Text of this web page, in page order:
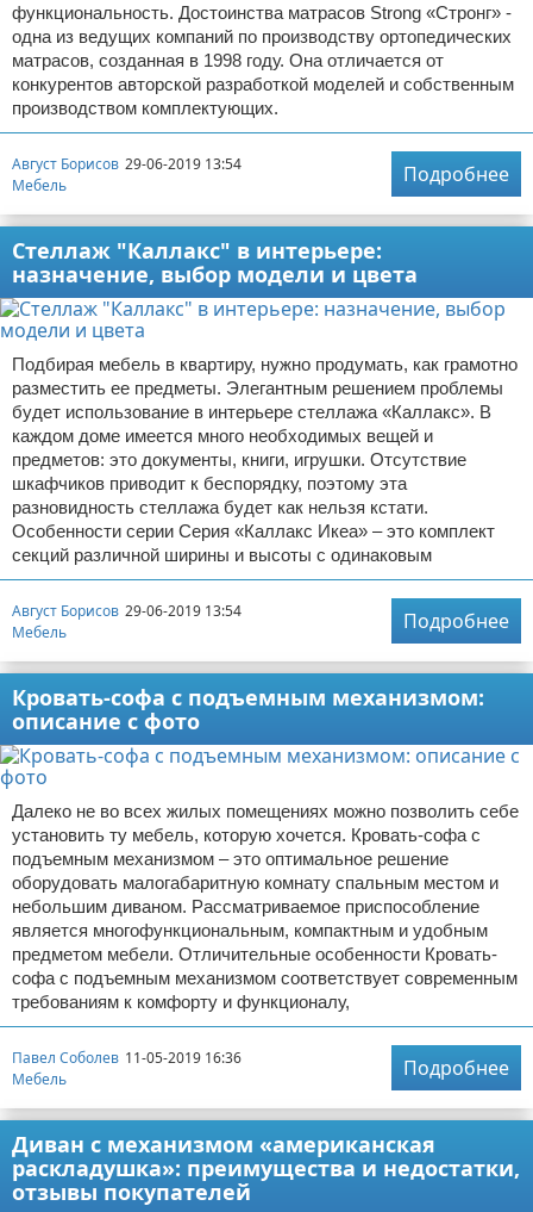
функциональность. Достоинства матрасов Strong «Стронг» -
одна из ведущих компаний по производству ортопедических
матрасов, созданная в 1998 году. Она отличается от
конкурентов авторской разработкой моделей и собственным
производством комплектующих.
Август Борисов 29-06-2019 13:54
Мебель
Подробнее
Стеллаж "Каллакс" в интерьере:
назначение, выбор модели и цвета
Подбирая мебель в квартиру, нужно продумать, как грамотно
разместить ее предметы. Элегантным решением проблемы
будет использование в интерьере стеллажа «Каллакс». В
каждом доме имеется много необходимых вещей и
предметов: это документы, книги, игрушки. Отсутствие
шкафчиков приводит к беспорядку, поэтому эта
разновидность стеллажа будет как нельзя кстати.
Особенности серии Серия «Каллакс Икеа» – это комплект
секций различной ширины и высоты с одинаковым
Август Борисов 29-06-2019 13:54
Мебель
Подробнее
Кровать-софа с подъемным механизмом:
описание с фото
Далеко не во всех жилых помещениях можно позволить себе
установить ту мебель, которую хочется. Кровать-софа с
подъемным механизмом – это оптимальное решение
оборудовать малогабаритную комнату спальным местом и
небольшим диваном. Рассматриваемое приспособление
является многофункциональным, компактным и удобным
предметом мебели. Отличительные особенности Кровать-
софа с подъемным механизмом соответствует современным
требованиям к комфорту и функционалу,
Павел Соболев 11-05-2019 16:36
Мебель
Подробнее
Диван с механизмом «американская
раскладушка»: преимущества и недостатки,
отзывы покупателей